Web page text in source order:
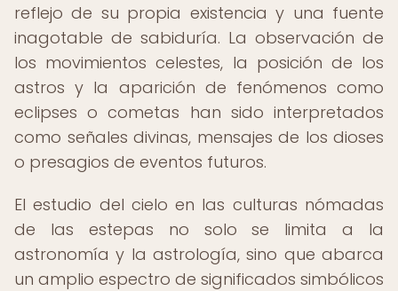
reflejo de su propia existencia y una fuente
inagotable de sabiduría. La observación de
los movimientos celestes, la posición de los
astros y la aparición de fenómenos como
eclipses o cometas han sido interpretados
como señales divinas, mensajes de los dioses
o presagios de eventos futuros.
El estudio del cielo en las culturas nómadas
de las estepas no solo se limita a la
astronomía y la astrología, sino que abarca
un amplio espectro de significados simbólicos